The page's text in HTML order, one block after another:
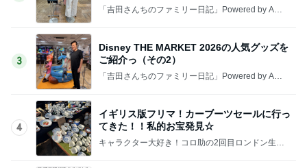
「吉田さんちのファミリー日記」Powered by Ame
3
Disney THE MARKET 2026の人気グッズを
ご紹介っ（その2）
「吉田さんちのファミリー日記」Powered by Ame
4
イギリス版フリマ！カーブーツセールに行っ
てきた！！私的お宝発見☆
キャラクター大好き！コロ助の2回目ロンドン生活